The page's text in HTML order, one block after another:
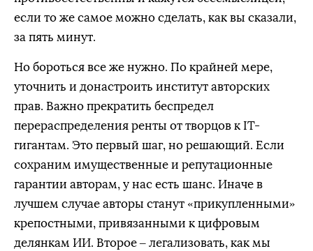
если то же самое можно сделать, как вы сказали,
за пять минут.
Но бороться все же нужно. По крайней мере,
уточнить и донастроить институт авторских
прав. Важно прекратить беспредел
перераспределения ренты от творцов к IT-
гигантам. Это первый шаг, но решающий. Если
сохраним имущественные и репутационные
гарантии авторам, у нас есть шанс. Иначе в
лучшем случае авторы станут «прикупленными»
крепостными, привязанными к цифровым
делянкам ИИ. Второе – легализовать, как мы